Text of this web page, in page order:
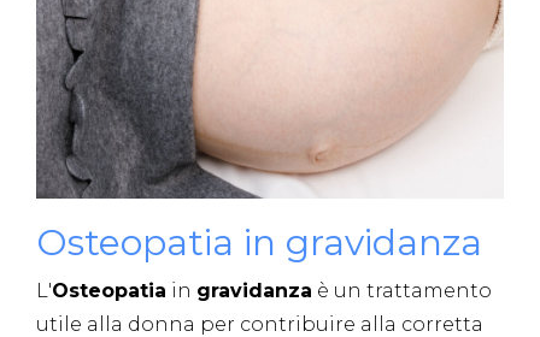
Osteopatia in gravidanza
L'Osteopatia in gravidanza è un trattamento
utile alla donna per contribuire alla corretta